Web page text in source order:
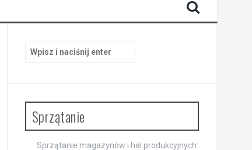
Sprzątanie
Sprzątanie magazynów i hal produkcyjnych: